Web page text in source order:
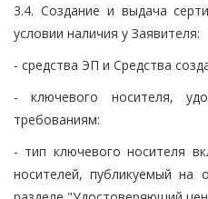
3.4. Создание и выдача
условии наличия у Заявителя:
- средства ЭП и Средства
- ключевого носителя,
требованиям:
- тип ключевого носителя
носителей, публикуемый